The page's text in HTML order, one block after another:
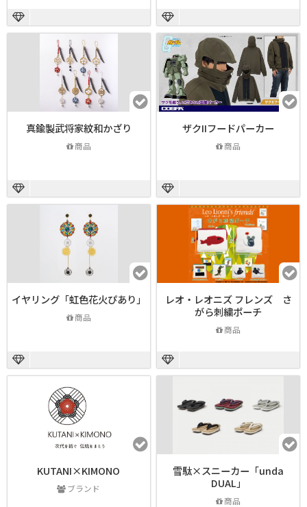
真鍮製武将家紋和かざり
商品
ザクIIフードパーカー
商品
イヤリング「虹色花火ぴあり」
商品
レオ・レオニズ フレンズ さ
がら刺繍ポーチ
商品
KUTANI×KIMONO
ブランド
雪駄×スニーカー「unda
DUAL」
商品